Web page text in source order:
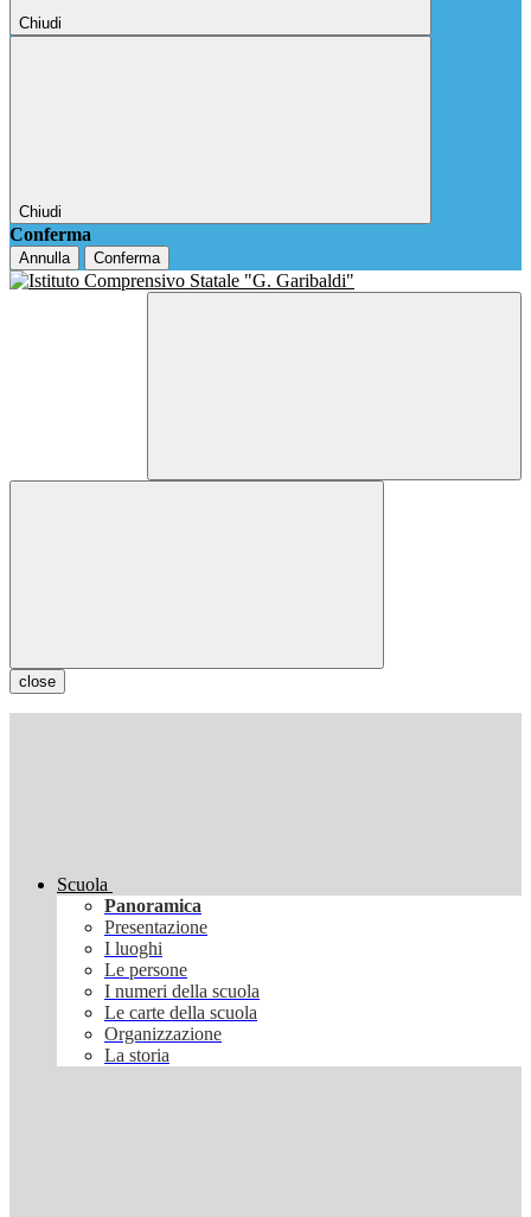
Chiudi
Chiudi
Conferma
Annulla Conferma
close
Scuola
Panoramica
Presentazione
I luoghi
Le persone
I numeri della scuola
Le carte della scuola
Organizzazione
La storia